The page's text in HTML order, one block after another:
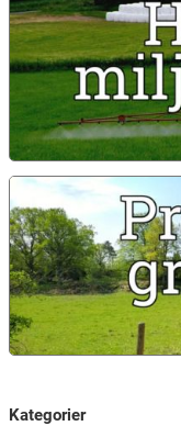
Kategorier